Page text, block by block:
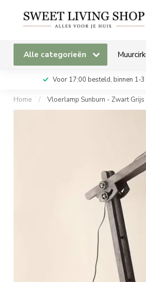
Alle categorieën
Voor 17:00 besteld, binnen 1-
Home / Vloerlamp Sunburn - Zwart